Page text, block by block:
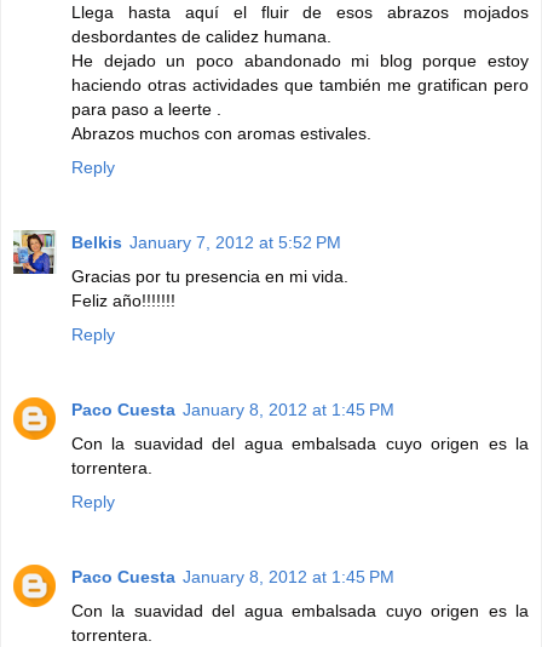
Llega hasta aquí el fluir de esos abrazos mojados
desbordantes de calidez humana.
He dejado un poco abandonado mi blog porque estoy
haciendo otras actividades que también me gratifican pero
para paso a leerte .
Abrazos muchos con aromas estivales.
Reply
Belkis January 7, 2012 at 5:52 PM
Gracias por tu presencia en mi vida.
Feliz año!!!!!!!
Reply
Paco Cuesta January 8, 2012 at 1:45 PM
Con la suavidad del agua embalsada cuyo origen es la
torrentera.
Reply
Paco Cuesta January 8, 2012 at 1:45 PM
Con la suavidad del agua embalsada cuyo origen es la
torrentera.